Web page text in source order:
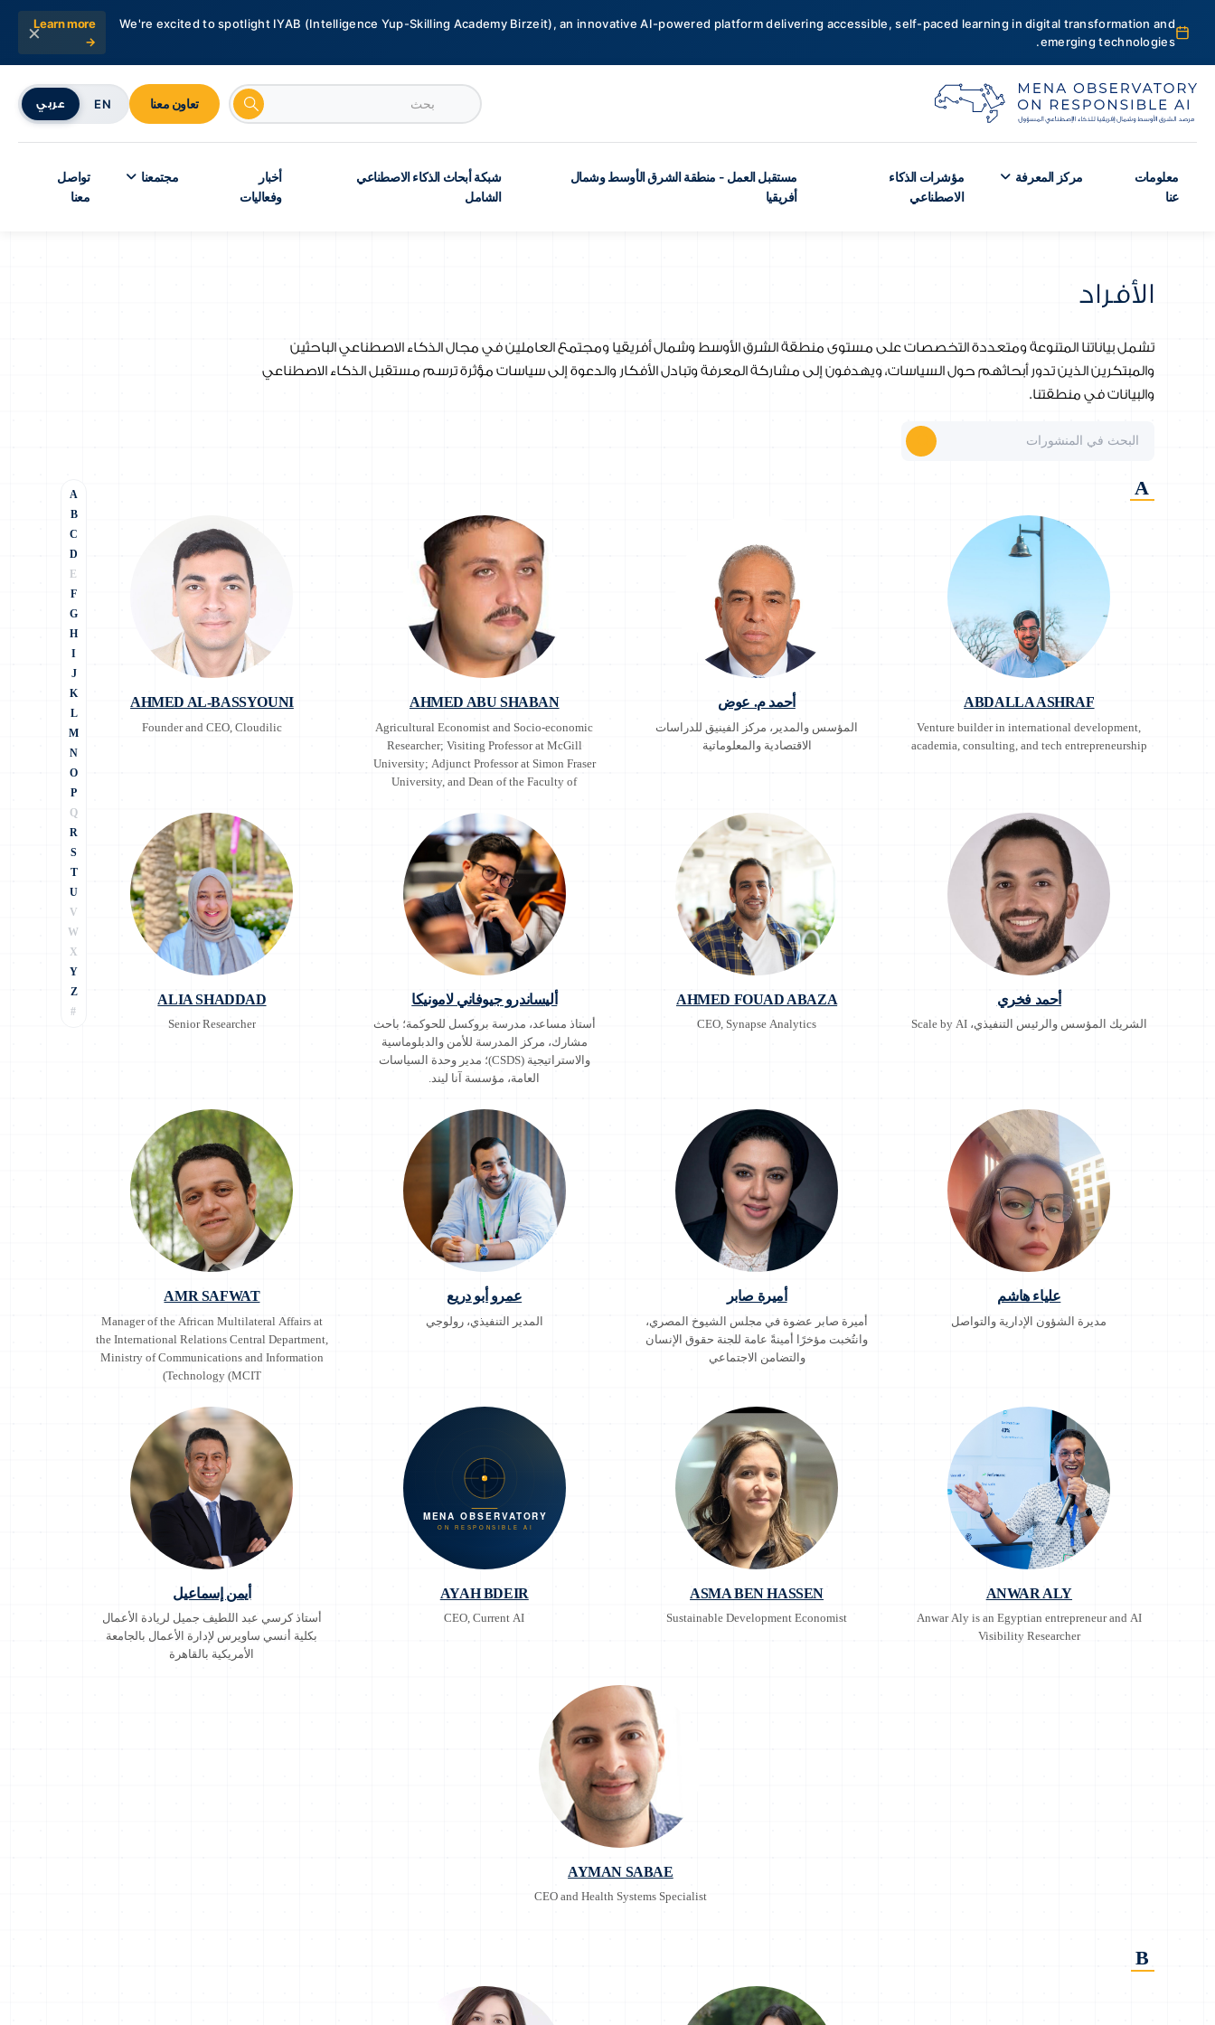
We're excited to spotlight IYAB (Intelligence Yup-Skilling Academy Birzeit), an innovative AI-powered platform delivering accessible, self-paced learning in digital transformation and
emerging technologies.
Learn more
→
×
تعاون معنا EN عربي
معلومات
عنا
مركز المعرفة
مؤشرات الذكاء
الاصطناعي
مستقبل العمل - منطقة الشرق الأوسط وشمال
أفريقيا
شبكة أبحاث الذكاء الاصطناعي
الشامل
أخبار
وفعاليات
مجتمعنا
تواصل
معنا
الأفراد
تشمل بياناتنا المتنوعة ومتعددة التخصصات على مستوى منطقة الشرق الأوسط وشمال أفريقيا ومجتمع العاملين في مجال الذكاء الاصطناعي الباحثين
والمبتكرين الذين تدور أبحاثهم حول السياسات، ويهدفون إلى مشاركة المعرفة وتبادل الأفكار والدعوة إلى سياسات مؤثرة ترسم مستقبل الذكاء الاصطناعي
والبيانات في منطقتنا.
A
ABDALLA ASHRAF
Venture builder in international development,
academia, consulting, and tech entrepreneurship
أحمد م. عوض
المؤسس والمدير، مركز الفينيق للدراسات
الاقتصادية والمعلوماتية
AHMED ABU SHABAN
Agricultural Economist and Socio-economic
Researcher; Visiting Professor at McGill
University; Adjunct Professor at Simon Fraser
University, and Dean of the Faculty of
Azhar University in Gaza
AHMED AL-BASSYOUNI
Founder and CEO, Cloudilic
أحمد فخري
الشريك المؤسس والرئيس التنفيذي، Scale by AI
AHMED FOUAD ABAZA
CEO, Synapse Analytics
أليساندرو جيوفاني لامونيكا
أستاذ مساعد، مدرسة بروكسل للحوكمة؛ باحث
مشارك، مركز المدرسة للأمن والدبلوماسية
والاستراتيجية (CSDS)؛ مدير وحدة السياسات
العامة، مؤسسة آنا ليند.
ALIA SHADDAD
Senior Researcher
علياء هاشم
مديرة الشؤون الإدارية والتواصل
أميرة صابر
أميرة صابر عضوة في مجلس الشيوخ المصري،
وانتُخبت مؤخرًا أمينةً عامة للجنة حقوق الإنسان
والتضامن الاجتماعي
عمرو أبو دريع
المدير التنفيذي، رولوجي
AMR SAFWAT
Manager of the African Multilateral Affairs at
the International Relations Central Department,
Ministry of Communications and Information
Technology (MCIT)
ANWAR ALY
Anwar Aly is an Egyptian entrepreneur and AI
Visibility Researcher
ASMA BEN HASSEN
Sustainable Development Economist
AYAH BDEIR
CEO, Current AI
أيمن إسماعيل
أستاذ كرسي عبد اللطيف جميل لريادة الأعمال
بكلية أنسي ساويرس لإدارة الأعمال بالجامعة
الأمريكية بالقاهرة
AYMAN SABAE
CEO and Health Systems Specialist
B
A
B
C
D
E
F
G
H
I
J
K
L
M
N
O
P
Q
R
S
T
U
V
W
X
Y
Z
#